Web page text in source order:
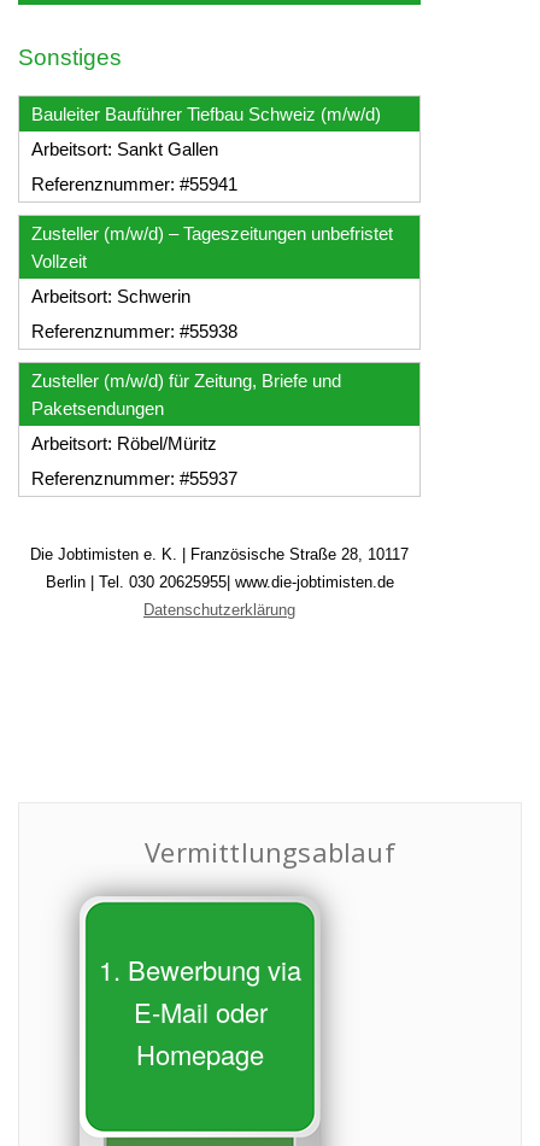
Vermittlungsablauf
1. Bewerbung via
E-Mail oder
Homepage